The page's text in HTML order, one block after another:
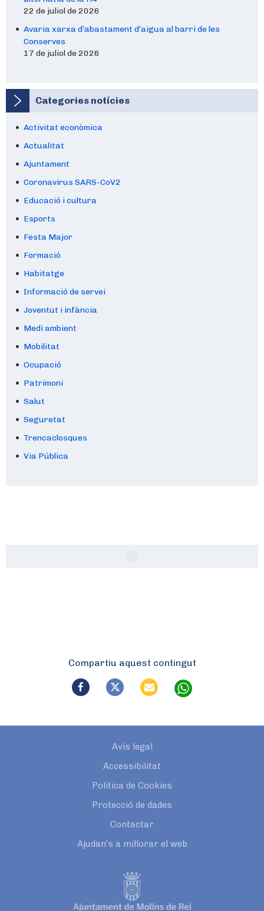
22 de juliol de 2026
Avaria xarxa d’abastament d’aigua al barri de les
Conserves
17 de juliol de 2026
Categories notícies
Activitat econòmica
Actualitat
Ajuntament
Coronavirus SARS-CoV2
Educació i cultura
Esports
Festa Major
Formació
Habitatge
Informació de servei
Joventut i infància
Medi ambient
Mobilitat
Ocupació
Patrimoni
Salut
Seguretat
Trencaclosques
Via Pública
Compartiu aquest contingut
Avís legal
Accessibilitat
Política de Cookies
Protecció de dades
Contactar
Ajudan’s a millorar el web